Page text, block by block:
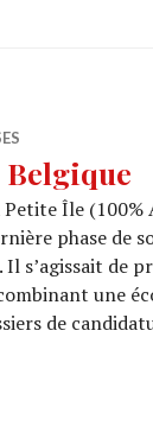
Belgique
Île
phase de
s’agissait de
une
de
Bruxelles –